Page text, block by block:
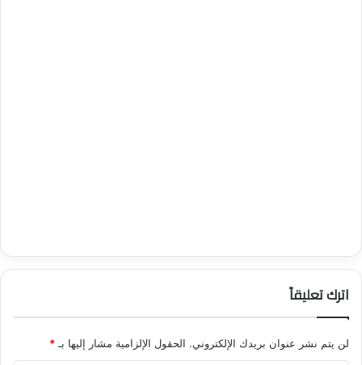
اترك تعليقاً
لن يتم نشر عنوان بريدك الإلكتروني. الحقول الإلزامية مشار إليها بـ *